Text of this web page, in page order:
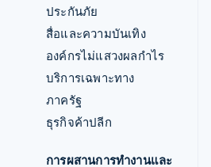
ประกันภัย
สื่อและความบันเทิง
องค์กรไม่แสวงผลกำไร
บริการเฉพาะทาง
ภาครัฐ
ธุรกิจค้าปลีก
การผสานการทำงานและ